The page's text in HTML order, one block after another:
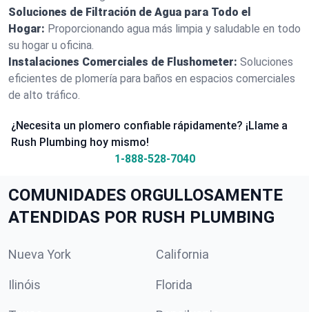
Soluciones de Filtración de Agua para Todo el
Hogar: Proporcionando agua más limpia y saludable en todo
su hogar u oficina.
Instalaciones Comerciales de Flushometer: Soluciones
eficientes de plomería para baños en espacios comerciales
de alto tráfico.
¿Necesita un plomero confiable rápidamente? ¡Llame a
Rush Plumbing hoy mismo!
1-888-528-7040
COMUNIDADES ORGULLOSAMENTE
ATENDIDAS POR RUSH PLUMBING
Nueva York California
Ilinóis Florida